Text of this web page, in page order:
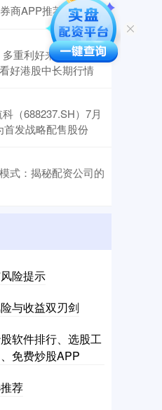
商APP推荐
重利好来袭，港股
好港股中长期行情
（688237.SH）7月
首发战略配售股份
式：揭秘配资公司的
险提示
与收益双刃剑
软件排行、选股工
免费炒股APP
荐